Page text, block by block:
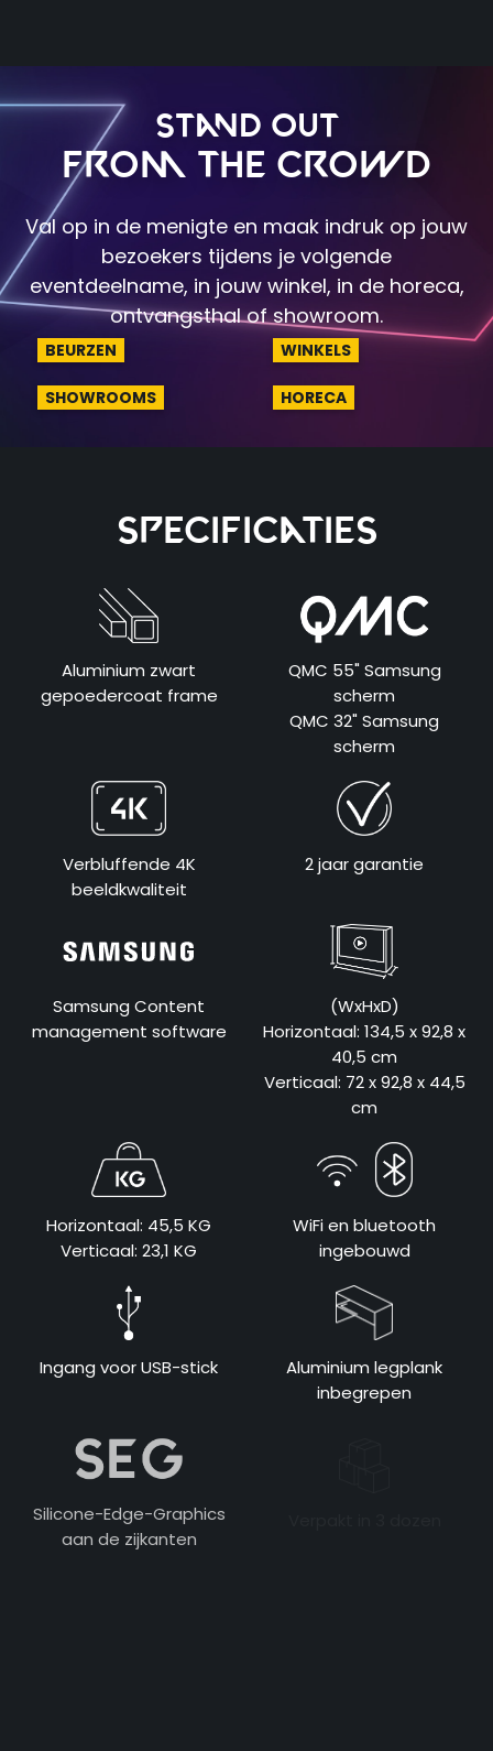
Stand out
from the crowd
Val op in de menigte en maak indruk op jouw
bezoekers tijdens je volgende
eventdeelname, in jouw winkel, in de horeca,
ontvangsthal of showroom.
BEURZEN WINKELS
SHOWROOMS HORECA
Specificaties
Aluminium zwart
gepoedercoat frame
QMC 55" Samsung
scherm
QMC 32" Samsung
scherm
Verbluffende 4K
beeldkwaliteit
2 jaar garantie
Samsung Content
management software
(WxHxD)
Horizontaal: 134,5 x 92,8 x
40,5 cm
Verticaal: 72 x 92,8 x 44,5
cm
Horizontaal: 45,5 KG
Verticaal: 23,1 KG
WiFi en bluetooth
ingebouwd
Ingang voor USB-stick
Aluminium legplank
inbegrepen
Silicone-Edge-Graphics
aan de zijkanten